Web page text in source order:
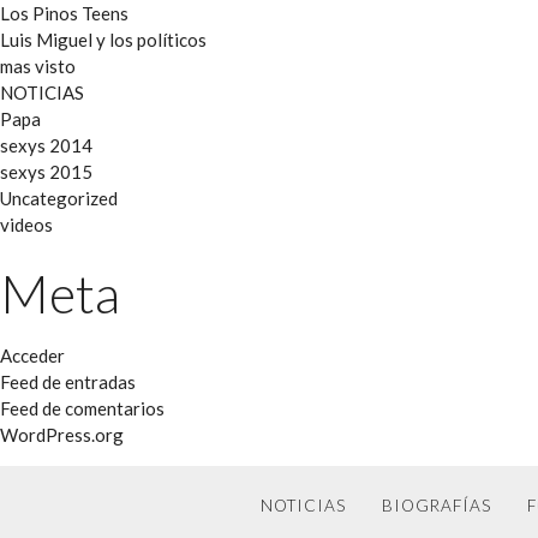
Los Pinos Teens
Luis Miguel y los políticos
mas visto
NOTICIAS
Papa
sexys 2014
sexys 2015
Uncategorized
videos
Meta
Acceder
Feed de entradas
Feed de comentarios
WordPress.org
NOTICIAS BIOGRAFÍAS